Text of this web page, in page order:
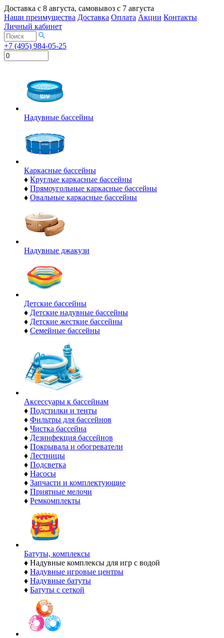
Доставка с 8 августа, самовывоз с 7 августа
Наши преимущества Доставка Оплата Акции Контакты
Личный кабинет
+7 (495) 984-05-25
Надувные бассейны
Каркасные бассейны
♦ Круглые каркасные бассейны
♦ Прямоугольные каркасные бассейны
♦ Овальные каркасные бассейны
Надувные джакузи
Детские бассейны
♦ Детские надувные бассейны
♦ Детские жесткие бассейны
♦ Семейные бассейны
Аксессуары к бассейнам
♦ Подстилки и тенты
♦ Фильтры для бассейнов
♦ Чистка бассейна
♦ Дезинфекция бассейнов
♦ Покрывала и обогреватели
♦ Лестницы
♦ Подсветка
♦ Насосы
♦ Запчасти и комплектующие
♦ Приятные мелочи
♦ Ремкомплекты
Батуты, комплексы
♦ Надувные комплексы для игр с водой
♦ Надувные игровые центры
♦ Надувные батуты
♦ Батуты с сеткой